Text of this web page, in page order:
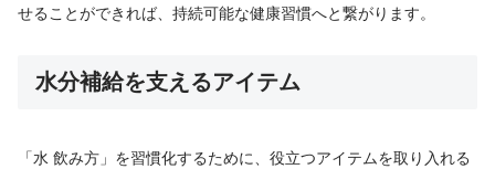
せることができれば、持続可能な健康習慣へと繋がります。
水分補給を支えるアイテム
「水 飲み方」を習慣化するために、役立つアイテムを取り入れる